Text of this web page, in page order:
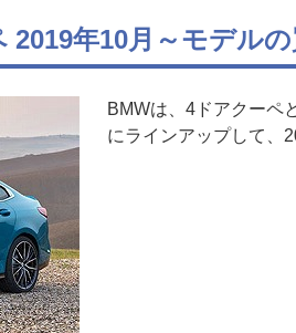
年10月～モデル
BMWは、4ドアクーペ
にラインアップして、